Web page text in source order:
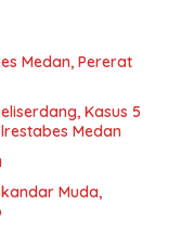
Medan, Pererat
Kasus 5
Medan
Muda,